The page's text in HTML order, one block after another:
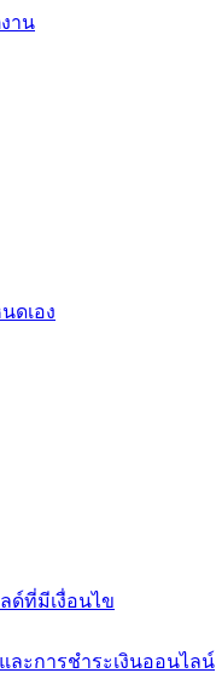
าน
ดเอง
ด์ที่มีเงื่อนไข
ะการชำระเงินออนไลน์